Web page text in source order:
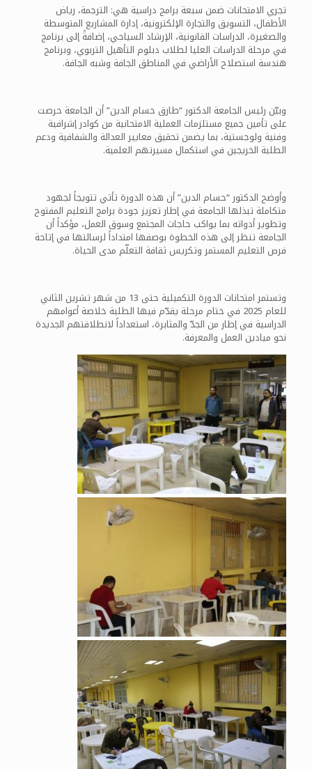
تجري الامتحانات ضمن سبعة برامج دراسية هي: الترجمة، رياض
الأطفال، التسويق والتجارة الإلكترونية، إدارة المشاريع المتوسطة
والصغيرة، الدراسات القانونية، الإرشاد السياحي، إضافةً إلى برنامج
في مرحلة الدراسات العليا لطلاب دبلوم التأهيل التربوي، وبرنامج
هندسة استصلاح الأراضي في المناطق الجافة وشبه الجافة.
وبيّن رئيس الجامعة الدكتور “طارق حسام الدين” أن الجامعة حرصت
على تأمين جميع مستلزمات العملية الامتحانية من كوادر إشرافية
وفنية ولوجستية، بما يضمن تحقيق معايير العدالة والشفافية ودعم
الطلبة الخريجين في استكمال مسيرتهم العلمية.
وأوضح الدكتور “حسام الدين” أن هذه الدورة تأتي تتويجاً لجهود
متكاملة تبذلها الجامعة في إطار تعزيز جودة برامج التعليم المفتوح
وتطوير أدواته بما يواكب حاجات المجتمع وسوق العمل، مؤكداً أن
الجامعة تنظر إلى هذه الخطوة بوصفها امتداداً لرسالتها في إتاحة
فرص التعليم المستمر وتكريس ثقافة التعلّم مدى الحياة.
وتستمر امتحانات الدورة التكميلية حتى 13 من شهر تشرين الثاني
للعام 2025 في ختام مرحلة يقدّم فيها الطلبة خلاصة أعوامهم
الدراسية في إطار من الجدّ والمثابرة، استعداداً لانطلاقتهم الجديدة
نحو ميادين العمل والمعرفة.